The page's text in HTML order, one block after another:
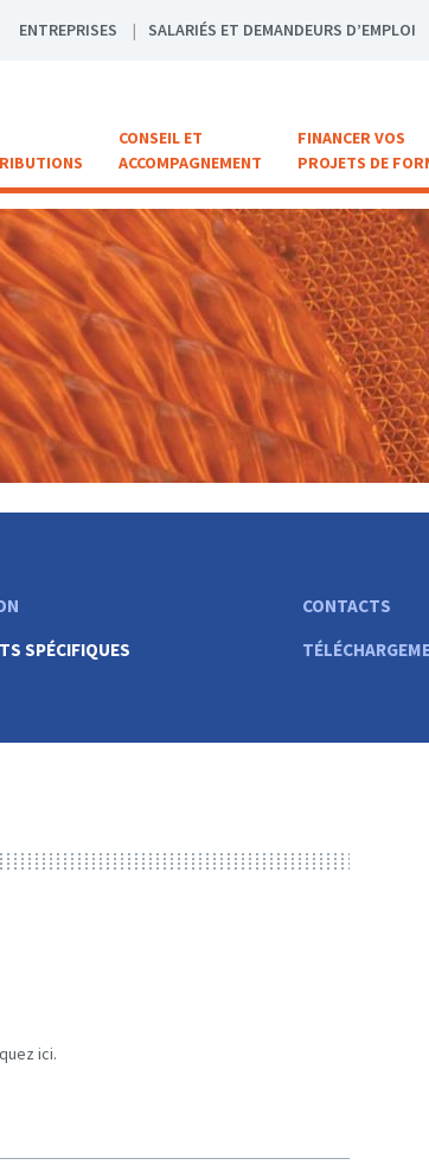
ENTREPRISES SALARIÉS ET DEMANDEURS D’EMPLOI
CONSEIL ET
ACCOMPAGNEMENT
FINANCER VOS
PROJETS DE
CONTACTS
SPÉCIFIQUES
ici.